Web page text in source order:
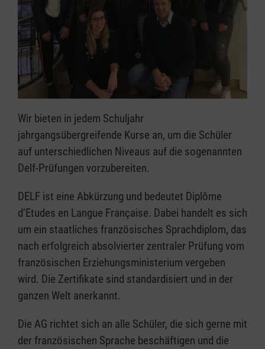
Wir bieten in jedem Schuljahr
jahrgangsübergreifende Kurse an, um die Schüler
auf unterschiedlichen Niveaus auf die sogenannten
Delf-Prüfungen vorzubereiten.
DELF ist eine Abkürzung und bedeutet Diplôme
d’Etudes en Langue Française. Dabei handelt es sich
um ein staatliches französisches Sprachdiplom, das
nach erfolgreich absolvierter zentraler Prüfung vom
französischen Erziehungsministerium vergeben
wird. Die Zertifikate sind standardisiert und in der
ganzen Welt anerkannt.
Die AG richtet sich an alle Schüler, die sich gerne mit
der französischen Sprache beschäftigen und die